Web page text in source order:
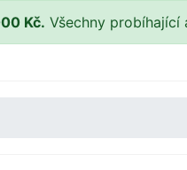
Kč. Všechny probíhající